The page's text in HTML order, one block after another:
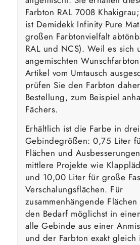
Farbton RAL 7008
ist Demidekk Infinity Pure
großen Farbtonvielfalt
RAL und NCS). Weil es sich
angemischten
Artikel vom Umtausch
prüfen Sie den Farbton
Bestellung, zum Beispiel
Fächers.
Erhältlich ist die Farbe in drei
Gebindegrößen: 0,75 Liter
Flächen und
mittlere Projekte wie
und 10,00 Liter für große
Verschalungsflächen. Für
zusammenhängende
den Bedarf möglichst in
alle Gebinde aus einer
und der Farbton exakt gleich